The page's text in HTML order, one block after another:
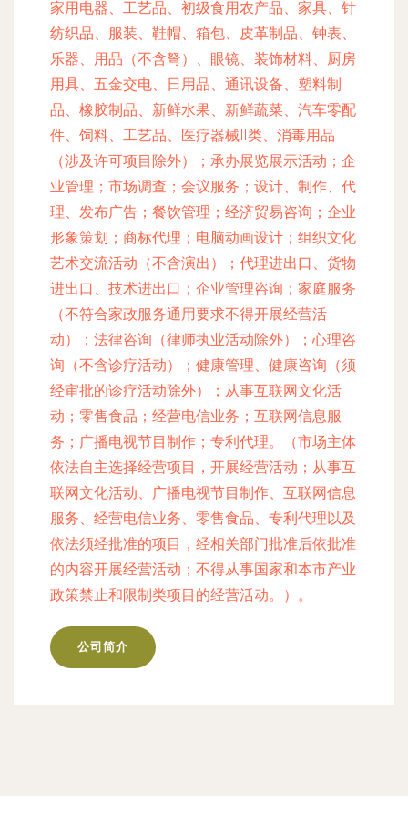
家用电器、工艺品、初级食用农产品、家具、针
纺织品、服装、鞋帽、箱包、皮革制品、钟表、
乐器、用品（不含弩）、眼镜、装饰材料、厨房
用具、五金交电、日用品、通讯设备、塑料制
品、橡胶制品、新鲜水果、新鲜蔬菜、汽车零配
件、饲料、工艺品、医疗器械Ⅱ类、消毒用品
（涉及许可项目除外）；承办展览展示活动；企
业管理；市场调查；会议服务；设计、制作、代
理、发布广告；餐饮管理；经济贸易咨询；企业
形象策划；商标代理；电脑动画设计；组织文化
艺术交流活动（不含演出）；代理进出口、货物
进出口、技术进出口；企业管理咨询；家庭服务
（不符合家政服务通用要求不得开展经营活
动）；法律咨询（律师执业活动除外）；心理咨
询（不含诊疗活动）；健康管理、健康咨询（须
经审批的诊疗活动除外）；从事互联网文化活
动；零售食品；经营电信业务；互联网信息服
务；广播电视节目制作；专利代理。（市场主体
依法自主选择经营项目，开展经营活动；从事互
联网文化活动、广播电视节目制作、互联网信息
服务、经营电信业务、零售食品、专利代理以及
依法须经批准的项目，经相关部门批准后依批准
的内容开展经营活动；不得从事国家和本市产业
政策禁止和限制类项目的经营活动。）。
公司简介